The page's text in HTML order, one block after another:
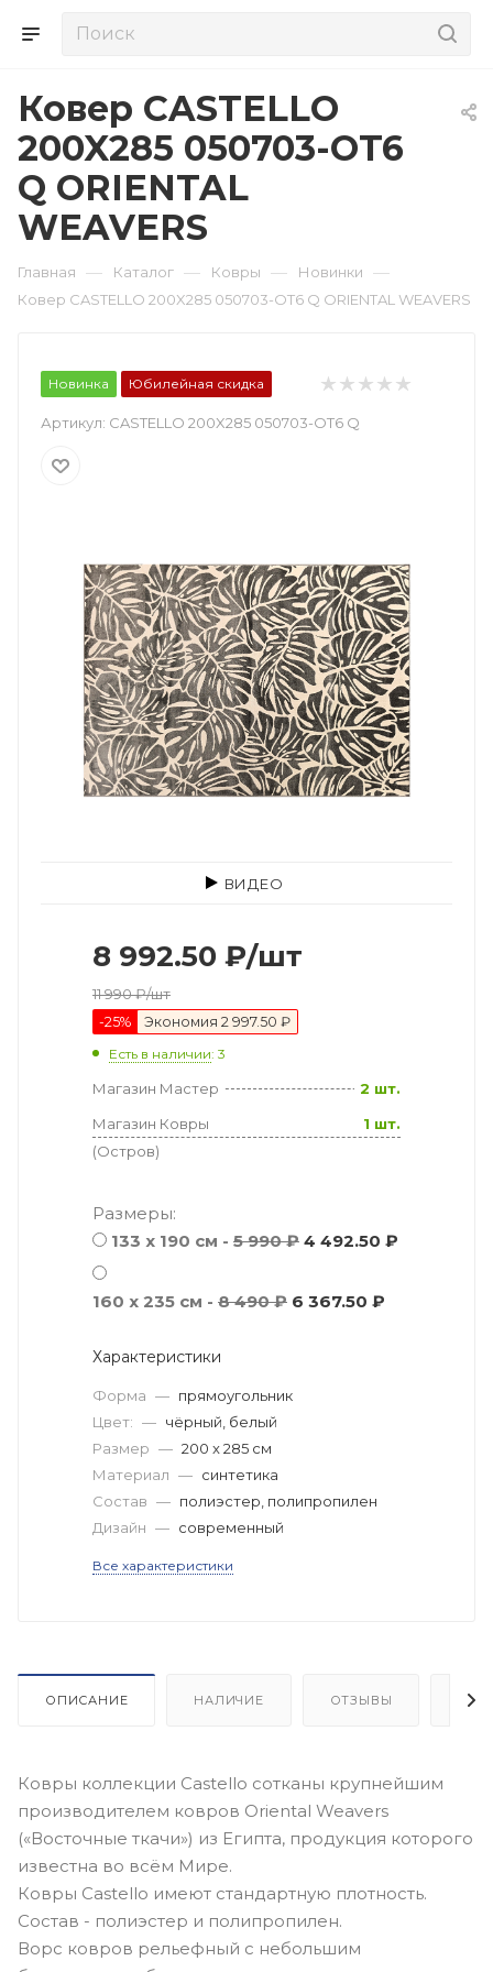
Ковер CASTELLO
200X285 050703-OT6
Q ORIENTAL
WEAVERS
Главная — Каталог — Ковры — Новинки —
Ковер CASTELLO 200X285 050703-OT6 Q ORIENTAL WEAVERS
Новинка Юбилейная скидка
Артикул: CASTELLO 200X285 050703-OT6 Q
ВИДЕО
8 992.50 ₽/шт
11 990₽/шт
-25% Экономия 2 997.50 ₽
Есть в наличии: 3
Магазин Мастер
2 шт.
Магазин Ковры
(Остров)
1 шт.
Размеры:
133 x 190 см - 5 990 ₽ 4 492.50 ₽
160 x 235 см - 8 490 ₽ 6 367.50 ₽
Характеристики
Форма — прямоугольник
Цвет: — чёрный, белый
Размер — 200 x 285 см
Материал — синтетика
Состав — полиэстер, полипропилен
Дизайн — современный
Все характеристики
ОПИСАНИЕ НАЛИЧИЕ ОТЗЫВЫ
Ковры коллекции Castello сотканы крупнейшим
производителем ковров Oriental Weavers
(«Восточные ткачи») из Египта, продукция которого
известна во всём Мире.
Ковры Castello имеют стандартную плотность.
Состав - полиэстер и полипропилен.
Ворс ковров рельефный с небольшим